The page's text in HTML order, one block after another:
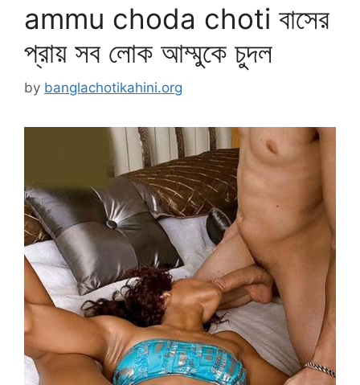
ammu choda choti বাসের
প্রায় সব লোক আম্মুকে চুদল
by banglachotikahini.org